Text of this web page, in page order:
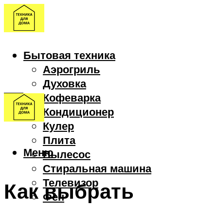
Бытовая техника
Аэрогриль
Духовка
Кофеварка
Кондиционер
Кулер
Плита
Пылесос
Стиральная машина
Телевизор
Фен
Меню
Как выбрать